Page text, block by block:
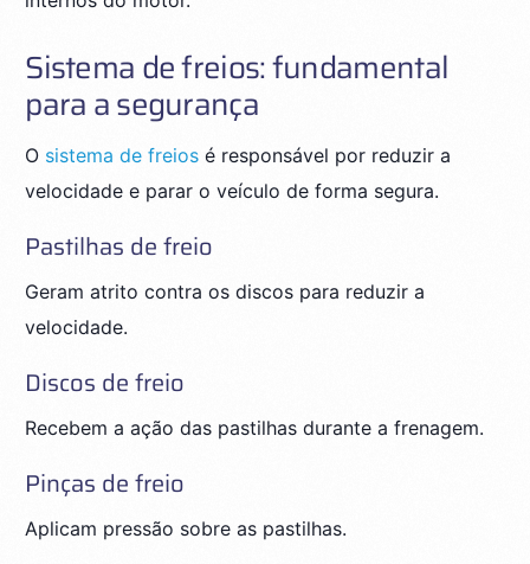
Sistema de freios: fundamental
para a segurança
O sistema de freios é responsável por reduzir a
velocidade e parar o veículo de forma segura.
Pastilhas de freio
Geram atrito contra os discos para reduzir a
velocidade.
Discos de freio
Recebem a ação das pastilhas durante a frenagem.
Pinças de freio
Aplicam pressão sobre as pastilhas.